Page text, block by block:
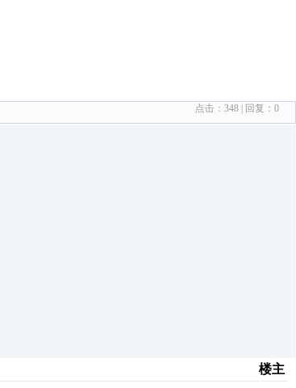
点击： 348 | 回复： 0
楼主